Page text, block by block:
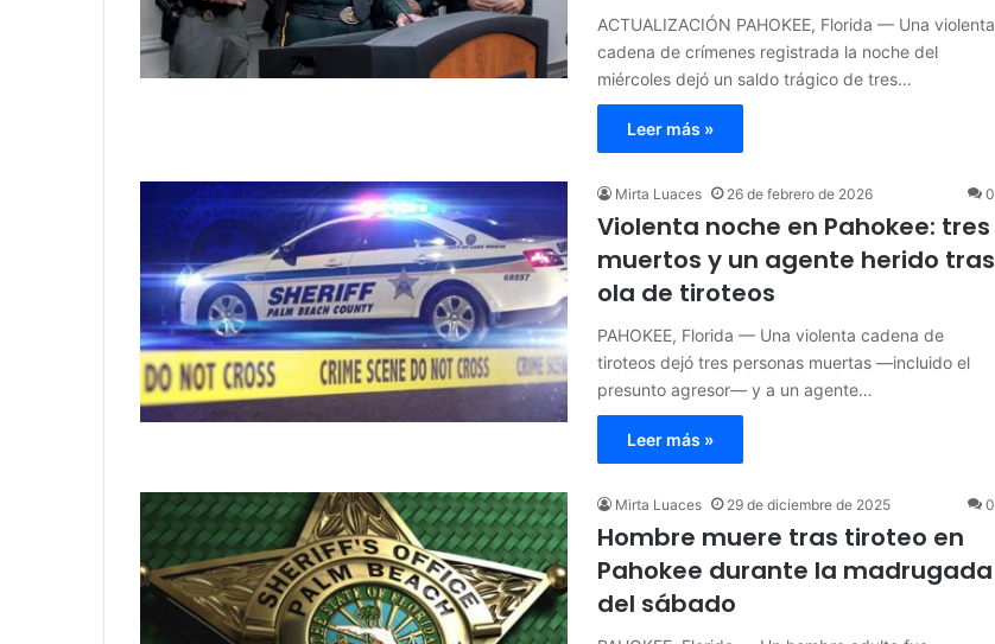
ACTUALIZACIÓN PAHOKEE, Florida — Una violenta
cadena de crímenes registrada la noche del
miércoles dejó un saldo trágico de tres…
Leer más »
Mirta Luaces 26 de febrero de 2026 0
Violenta noche en Pahokee: tres
muertos y un agente herido tras
ola de tiroteos
PAHOKEE, Florida — Una violenta cadena de
tiroteos dejó tres personas muertas —incluido el
presunto agresor— y a un agente…
Leer más »
Mirta Luaces 29 de diciembre de 2025 0
Hombre muere tras tiroteo en
Pahokee durante la madrugada
del sábado